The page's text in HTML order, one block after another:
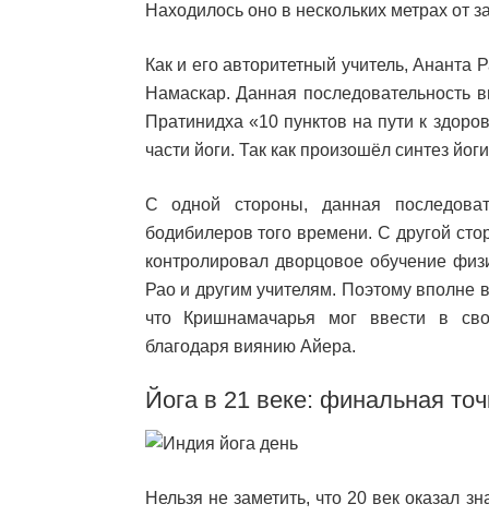
Находилось оно в нескольких метрах от
Как и его авторитетный учитель, Ананта
Намаскар. Данная последовательность
Пратинидха «10 пунктов на пути к
части йоги. Так как произошёл синтез
С одной стороны, данная
бодибилеров того времени. С другой
контролировал дворцовое обучение
Рао и другим учителям. Поэтому вполне
что Кришнамачарья мог ввести в
благодаря виянию Айера.
Йога в 21 веке: финальная
Нельзя не заметить, что 20 век оказал